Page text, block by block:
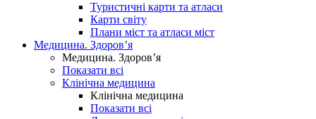
Туристичні карти та атласи
Карти світу
Плани міст та атласи міст
Медицина. Здоров’я
Медицина. Здоров’я
Показати всі
Клінічна медицина
Клінічна медицина
Показати всі